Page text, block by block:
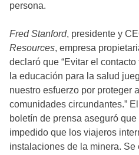
persona.
Fred Stanford, presidente y
Resources, empresa
declaró que “Evitar el
la educación para la salud
nuestro esfuerzo por proteger
comunidades circundantes.”
boletín de prensa aseguró
impedido que los viajeros
instalaciones de la minera.